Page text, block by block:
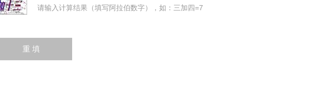
请输入计算结果（填写阿拉伯数字），如：三加四=7